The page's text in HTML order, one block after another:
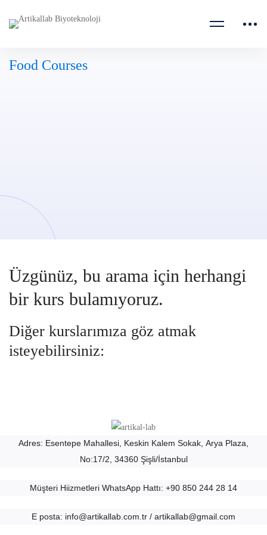
Food Courses
Üzgünüz, bu arama için herhangi
bir kurs bulamıyoruz.
Diğer kurslarımıza göz atmak
isteyebilirsiniz:
Adres: Esentepe Mahallesi, Keskin Kalem Sokak, Arya Plaza,
No:17/2, 34360 Şişli/İstanbul
Müşteri Hiizmetleri WhatsApp Hattı: +90 850 244 28 14
E posta: info@artikallab.com.tr / artikallab@gmail.com